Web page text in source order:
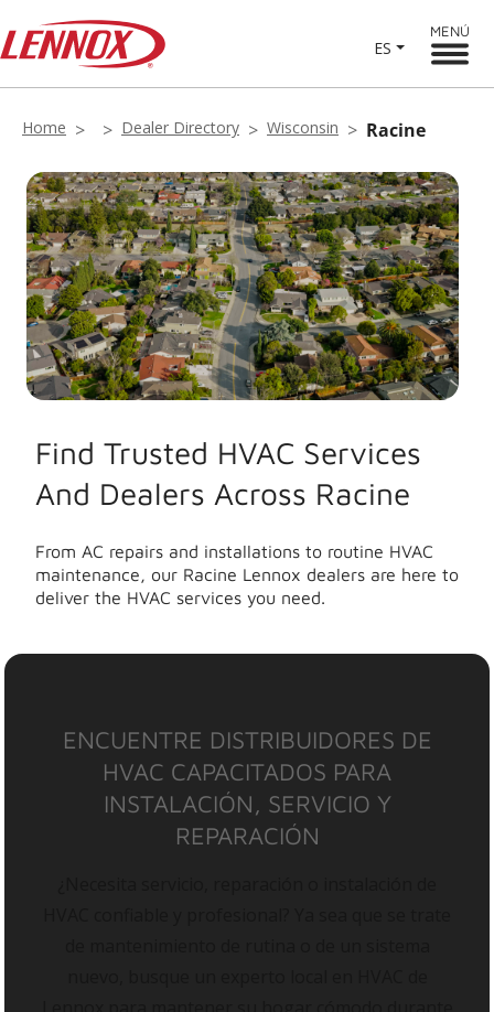
ES
MENÚ
Home Dealer Directory Wisconsin Racine
Find Trusted HVAC Services
And Dealers Across Racine
From AC repairs and installations to routine HVAC
maintenance, our Racine Lennox dealers are here to
deliver the HVAC services you need.
ENCUENTRE DISTRIBUIDORES DE
HVAC CAPACITADOS PARA
INSTALACIÓN, SERVICIO Y
REPARACIÓN